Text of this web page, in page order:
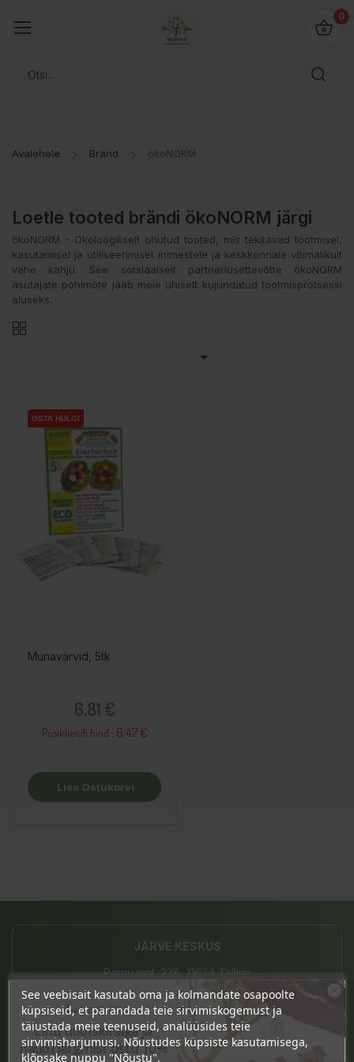
0
Avalehele Bränd ökoNORM
Loetle tooted brändi ökoNORM järgi
ökoNORM - Ökoloogiliselt ohutud tooted, mis tekitavad tootmisel,
kasutamisel ja utiliseerimisel inimestele ja keskkonnale võimalikult
vähe kahju. See sotsiaalselt partnerlusettevõtte ökoNORM
asutajate põhimõte jääb meie ühiselt kujundatud tootmisprotsessi
aluseks.

OSTA HULGI
OSTA HULGI
Munavärvid, 5tk
6,81 €
Püsikliendi hind : 6.47 €
Lisa Ostukorvi
JÄRVE KESKUS
Pärnu mnt. 238, 11624 Tallinn
E-L 10-21, P 10-19
(+372) 677 8211
See veebisait kasutab oma ja kolmandate osapoolte
küpsiseid, et parandada teie sirvimiskogemust ja
täiustada meie teenuseid, analüüsides teie
sirvimisharjumusi. Nõustudes küpsiste kasutamisega,
klõpsake nuppu "Nõustu".
Ära veel lahku!
Liitu uudiskirjaga ja
naudi järgmist ostu 10%